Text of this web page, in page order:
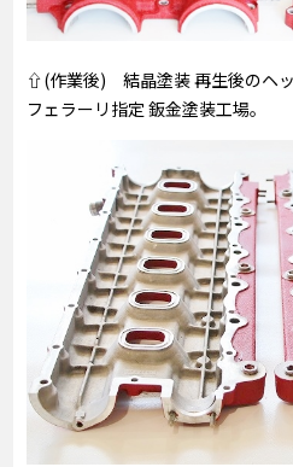
⇧(作業後) 結晶塗装 再生後のヘ
フェラーリ指定 鈑金塗装工場。